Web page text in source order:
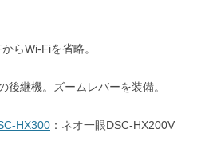
からWi-Fiを省略。
後継機。ズームレバーを装備。
HX300 ：ネオ一眼DSC-HX200V